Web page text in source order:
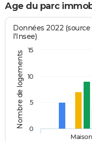
Age du parc
Nombre de logements
Données 2022
l'Insee)
0
5
10
15